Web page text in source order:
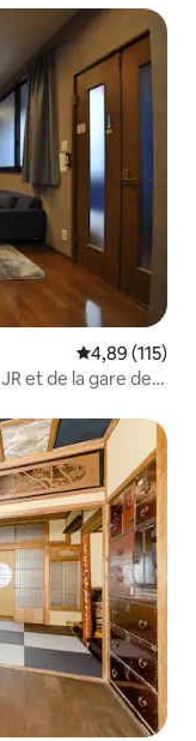
Évaluation
4,89 (115)
et de la gare de